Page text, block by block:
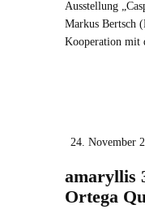
Ausstellung
Markus Bertsch
Kooperation mit
24. November
amaryllis
Ortega